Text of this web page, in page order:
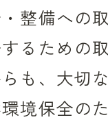
整備への
るための
も、大切
境保全の